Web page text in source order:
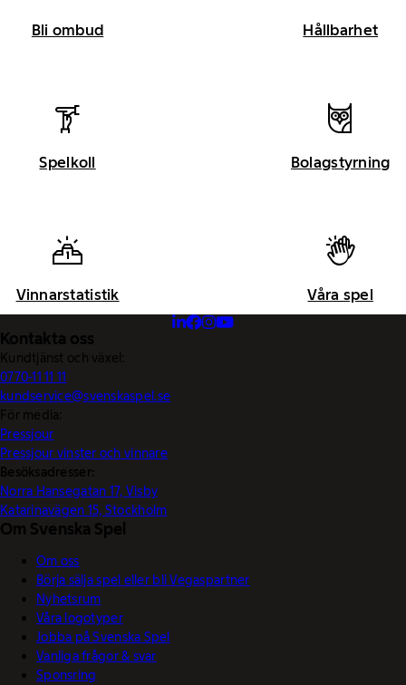
Bli ombud Hållbarhet
Spelkoll Bolagstyrning
Vinnarstatistik Våra spel
Kontakta oss
Kundtjänst och växel:
0770-11 11 11
kundservice@svenskaspel.se
För media:
Pressjour
Pressjour vinster och vinnare
Besöksadresser:
Norra Hansegatan 17, Visby
Katarinavägen 15, Stockholm
Om Svenska Spel
Om oss
Börja sälja spel eller bli Vegaspartner
Nyhetsrum
Våra logotyper
Jobba på Svenska Spel
Vanliga frågor & svar
Sponsring